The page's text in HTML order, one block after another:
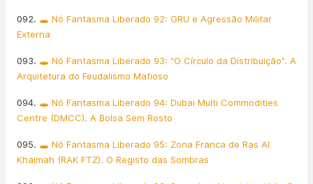
092. 🕳️ Nó Fantasma Liberado 92: GRU e Agressão Militar
Externa
093. 🕳️ Nó Fantasma Liberado 93: “O Círculo da Distribuição”. A
Arquitetura do Feudalismo Mafioso
094. 🕳️ Nó Fantasma Liberado 94: Dubai Multi Commodities
Centre (DMCC). A Bolsa Sem Rosto
095. 🕳️ Nó Fantasma Liberado 95: Zona Franca de Ras Al
Khaimah (RAK FTZ). O Registo das Sombras